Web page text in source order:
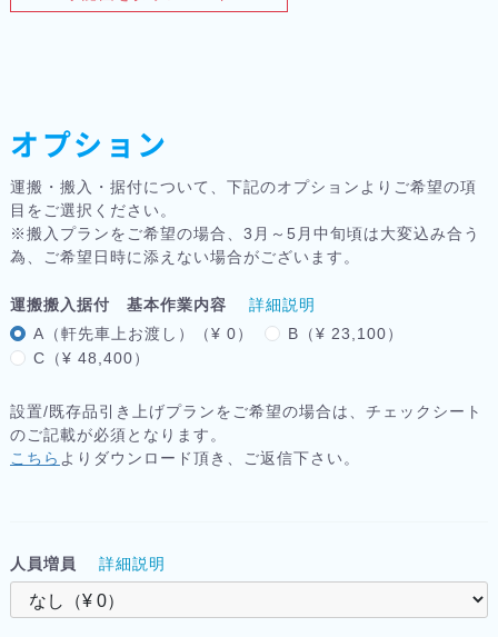
オプション
運搬・搬入・据付について、下記のオプションよりご希望の項
目をご選択ください。
※搬入プランをご希望の場合、3月～5月中旬頃は大変込み合う
為、ご希望日時に添えない場合がございます。
運搬搬入据付 基本作業内容
詳細説明
A（軒先車上お渡し）（¥ 0）
B（¥ 23,100）
C（¥ 48,400）
設置/既存品引き上げプランをご希望の場合は、チェックシート
のご記載が必須となります。
こちら よりダウンロード頂き、ご返信下さい。
人員増員 詳細説明